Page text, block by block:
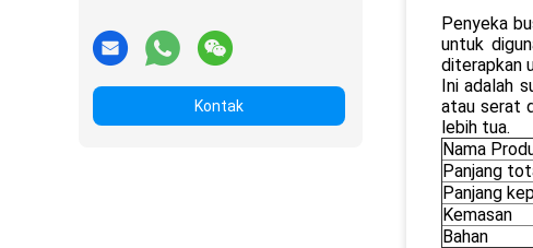
Kontak
Penyeka
untuk
diterapkan
Ini adalah
atau serat
lebih tua.
Nama
Panjang
Panjang
Kemasan
Bahan